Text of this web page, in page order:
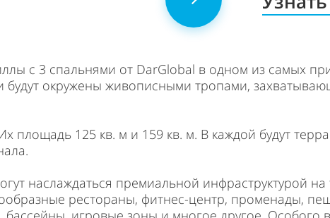
с 3 спальнями от DarGlobal в одном из самых
будут окружены живописными тропами,
125 кв. м и 159 кв. м. В каждой будут
наслаждаться премиальной инфраструктурой
рестораны, фитнес-центр, променады,